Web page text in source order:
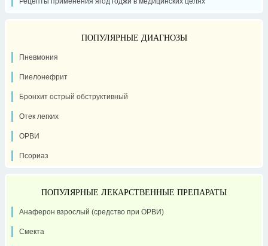
ПОПУЛЯРНЫЕ ДИАГНОЗЫ
Пневмония
Пиелонефрит
Бронхит острый обструктивный
Отек легких
ОРВИ
Псориаз
ПОПУЛЯРНЫЕ ЛЕКАРСТВЕННЫЕ ПРЕПАРАТЫ
Анаферон взрослый (средство при ОРВИ)
Смекта